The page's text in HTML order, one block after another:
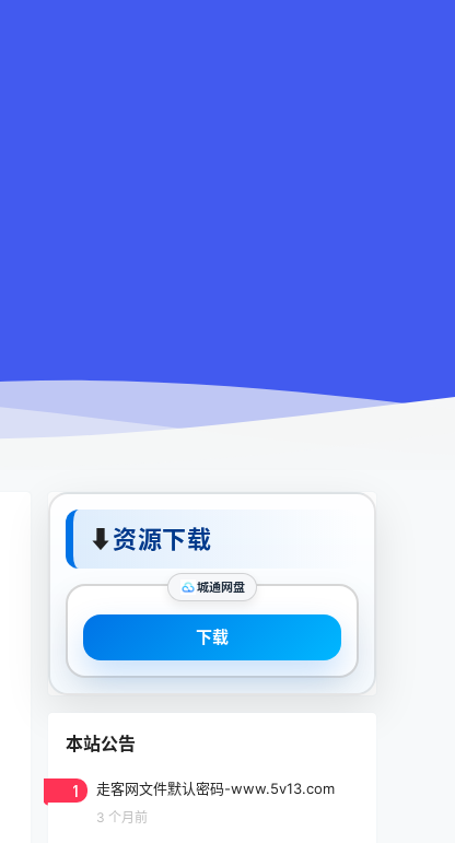
⬇资源下载
城通网盘
下载
本站公告
1 走客网文件默认密码-www.5v13.com
3 个月前